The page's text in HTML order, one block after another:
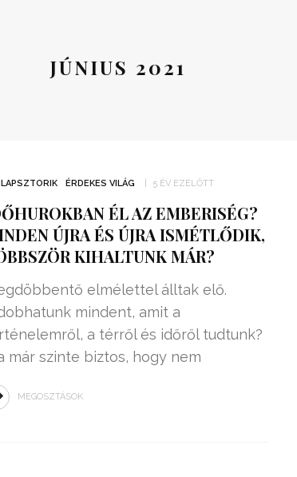
JÚNIUS 2021
ÉRDEKES VILÁG 5 ÉV EZELŐTT
ÉL AZ EMBERISÉG?
ÚJRA ÉS ÚJRA ISMÉTLŐDIK,
KIHALTUNK MÁR?
elmélettel álltak elő.
mindent, amit a
a térről és időről tudtunk?
már szinte biztos, hogy nem
MEGOSZTÁSOK